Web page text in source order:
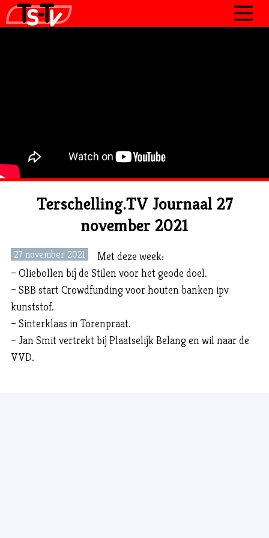
CONTACT
Terschelling.TV Journaal 27
november 2021
27 november 2021
Met deze week:
– Oliebollen bij de Stilen voor het geode doel.
– SBB start Crowdfunding voor houten banken ipv
kunststof.
– Sinterklaas in Torenpraat.
– Jan Smit vertrekt bij Plaatselijk Belang en wil naar de
VVD.